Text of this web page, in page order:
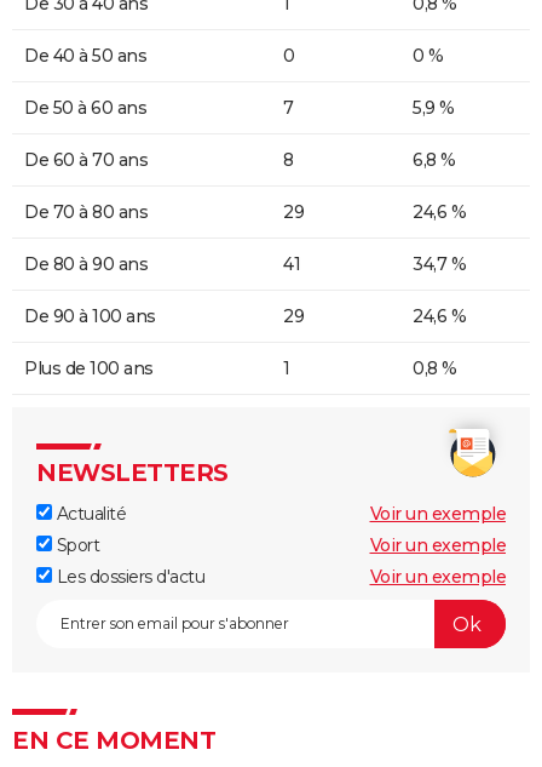
De 40 à 50 ans 0 0 %
De 50 à 60 ans 7 5,9 %
De 60 à 70 ans 8 6,8 %
De 70 à 80 ans 29 24,6 %
De 80 à 90 ans 41 34,7 %
De 90 à 100 ans 29 24,6 %
Plus de 100 ans 1 0,8 %
NEWSLETTERS
Actualité
Voir un exemple
Sport
Voir un exemple
Les dossiers d'actu
Voir un exemple
EN CE MOMENT